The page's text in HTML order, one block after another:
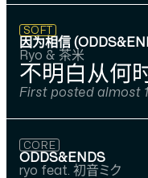
因为相信
Ryo & 茶米
SOFT
不明白从何
First posted almost
ODDS&ENDS
ryo feat. 初音ミク
CORE